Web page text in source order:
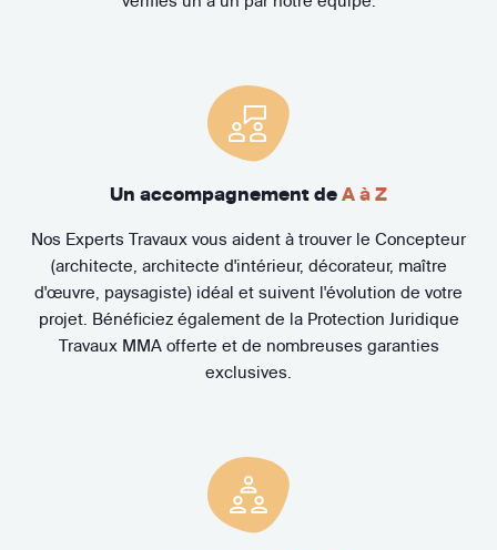
Un accompagnement de A à Z
Nos Experts Travaux vous aident à trouver le Concepteur
(architecte, architecte d'intérieur, décorateur, maître
d'œuvre, paysagiste) idéal et suivent l'évolution de votre
projet. Bénéficiez également de la Protection Juridique
Travaux MMA offerte et de nombreuses garanties
exclusives.